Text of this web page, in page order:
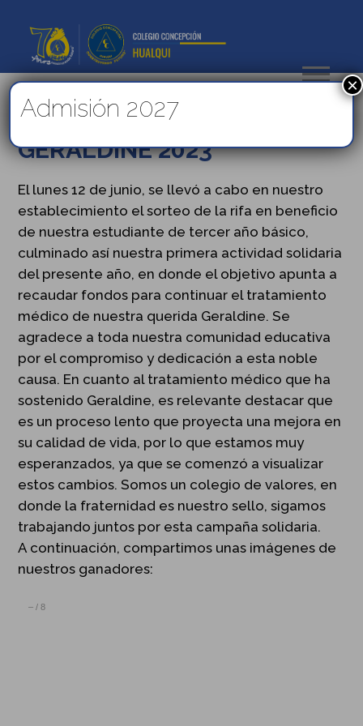
CAMPAÑA: “TODOS POR
GERALDINE 2023”
El lunes 12 de junio, se llevó a cabo en nuestro
establecimiento el sorteo de la rifa en beneficio
de nuestra estudiante de tercer año básico,
culminado así nuestra primera actividad solidaria
del presente año, en donde el objetivo apunta a
recaudar fondos para continuar el tratamiento
médico de nuestra querida Geraldine. Se
agradece a toda nuestra comunidad educativa
por el compromiso y dedicación a esta noble
causa. En cuanto al tratamiento médico que ha
sostenido Geraldine, es relevante destacar que
es un proceso lento que proyecta una mejora en
su calidad de vida, por lo que estamos muy
esperanzados, ya que se comenzó a visualizar
estos cambios. Somos un colegio de valores, en
donde la fraternidad es nuestro sello, sigamos
trabajando juntos por esta campaña solidaria.
A continuación, compartimos unas imágenes de
nuestros ganadores:
– /8
Admisión 2027
×